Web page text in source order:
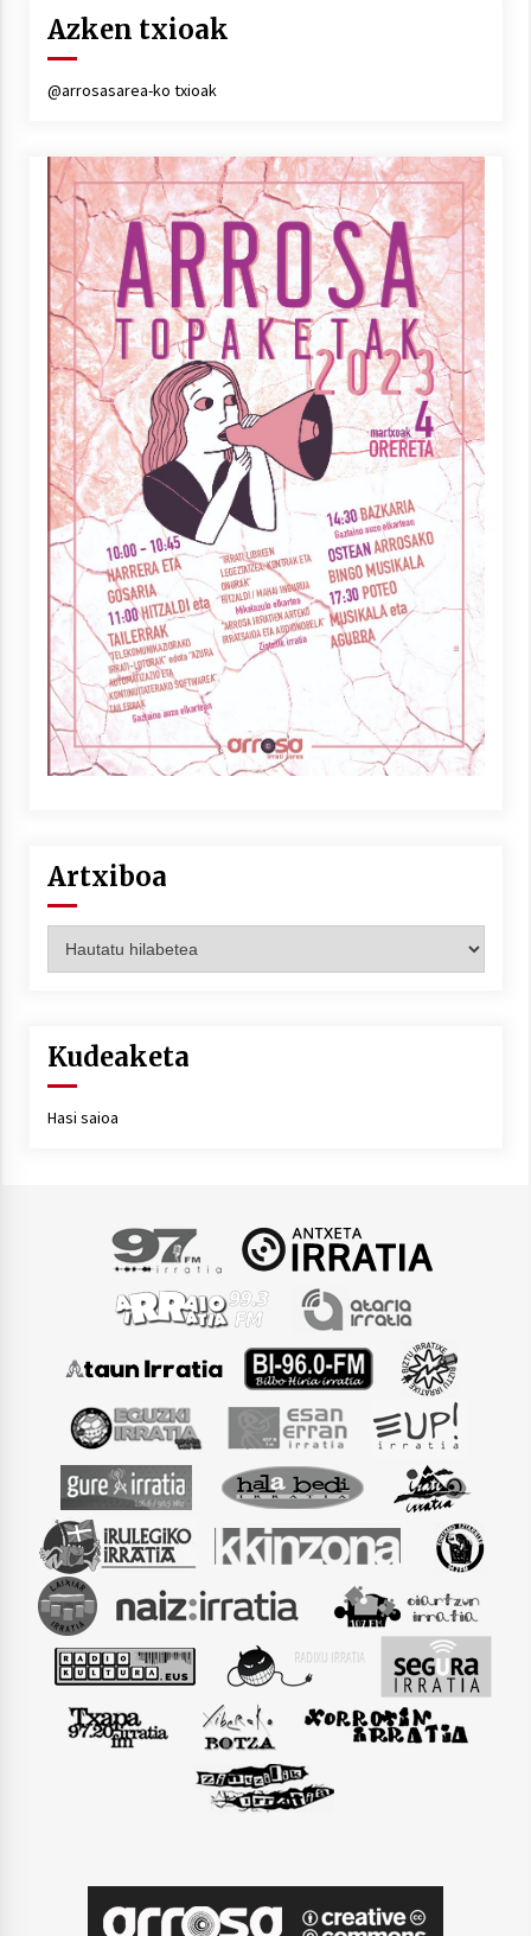
Azken txioak
@arrosasarea-ko txioak
Artxiboa
Kudeaketa
Hasi saioa